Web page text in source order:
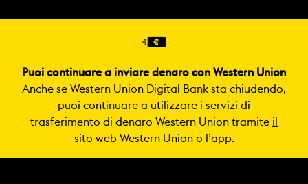
Puoi continuare a inviare denaro con Western Union
Anche se Western Union Digital Bank sta chiudendo,
puoi continuare a utilizzare i servizi di
trasferimento di denaro Western Union tramite il
sito web Western Uniono l’app.